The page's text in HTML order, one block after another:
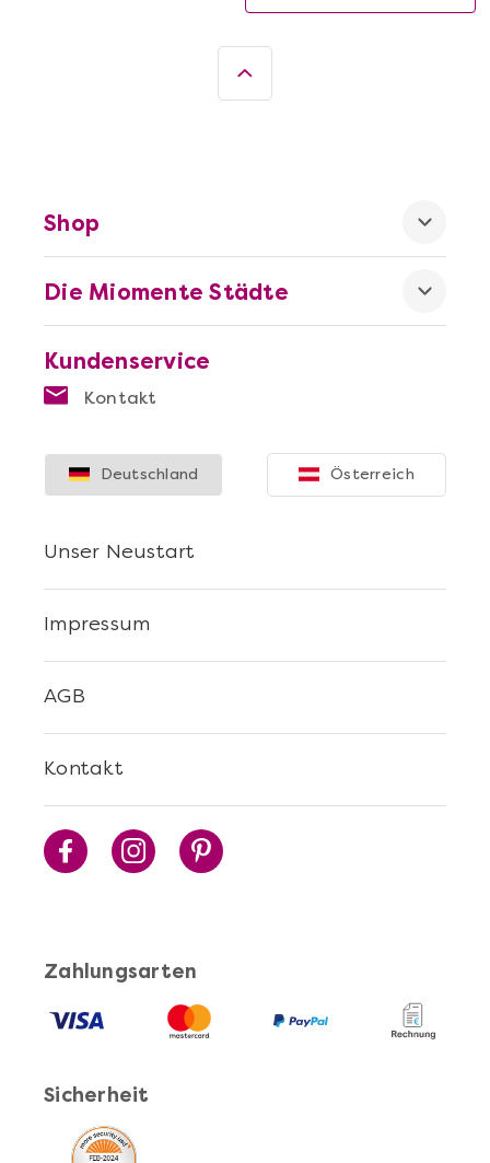
Kundenservice
Kontakt
Die Miomente Städte
Shop
Zahlungsarten
Sicherheit
Kontakt
AGB
Impressum
Unser Neustart
Deutschland Österreich